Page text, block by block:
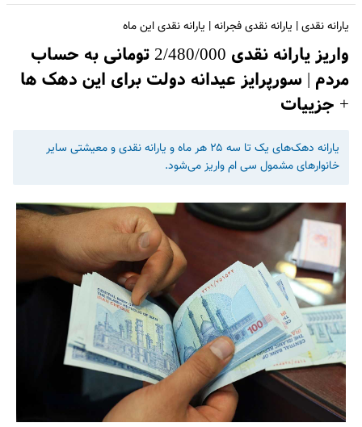
یارانه نقدی | یارانه نقدی فجرانه | یارانه نقدی این ماه
واریز یارانه نقدی 2/480/000 تومانی به حساب
مردم | سورپرایز عیدانه دولت برای این دهک ها
+ جزییات
یارانه دهک‌های یک تا سه ۲۵ هر ماه و یارانه نقدی و معیشتی سایر
خانوارهای مشمول سی ام واریز می‌شود.